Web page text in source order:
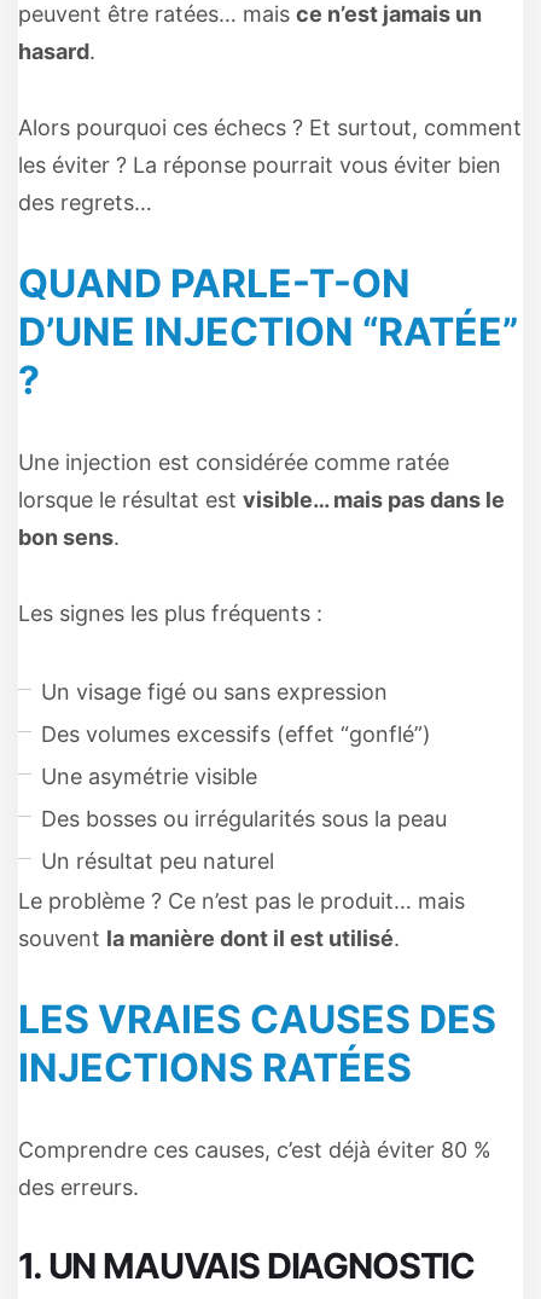
peuvent être ratées… mais ce n’est jamais un
hasard.
Alors pourquoi ces échecs ? Et surtout, comment
les éviter ? La réponse pourrait vous éviter bien
des regrets…
QUAND PARLE-T-ON
D’UNE INJECTION “RATÉE”
?
Une injection est considérée comme ratée
lorsque le résultat est visible… mais pas dans le
bon sens.
Les signes les plus fréquents :
Un visage figé ou sans expression
Des volumes excessifs (effet “gonflé”)
Une asymétrie visible
Des bosses ou irrégularités sous la peau
Un résultat peu naturel
Le problème ? Ce n’est pas le produit… mais
souvent la manière dont il est utilisé.
LES VRAIES CAUSES DES
INJECTIONS RATÉES
Comprendre ces causes, c’est déjà éviter 80 %
des erreurs.
1. UN MAUVAIS DIAGNOSTIC